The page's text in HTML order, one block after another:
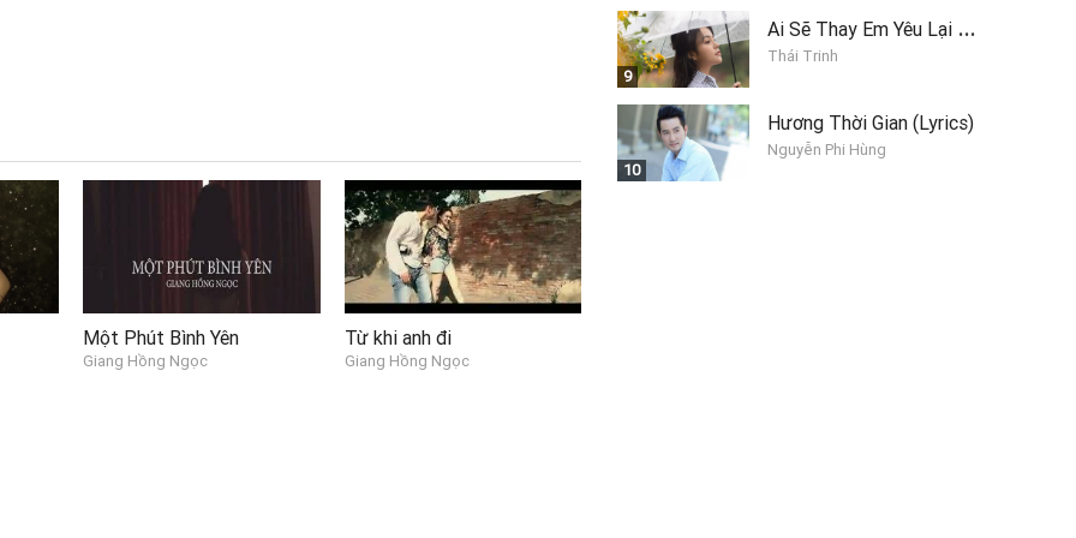
Một Phút Bình Yên
Giang Hồng Ngọc
Từ khi anh đi
Giang Hồng Ngọc
9
A
i Sẽ Thay Em Yêu Lại Anh
Thái Trinh
10
Hương Thời Gian (Lyrics)
Nguyễn Phi Hùng